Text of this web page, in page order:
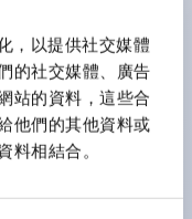
，以提供社交媒體
的社交媒體、廣告
站的資料，這些合
他們的其他資料或
料相結合。
格。
燈泡）。以往
一顆燈泡呈現多種
顏色識別。